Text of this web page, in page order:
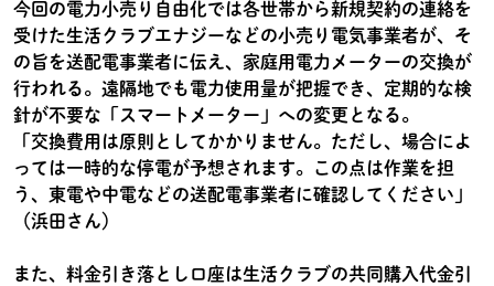
今回の電力小売り自由化では各世帯から新規契約の連絡を
受けた生活クラブエナジーなどの小売り電気事業者が、そ
の旨を送配電事業者に伝え、家庭用電力メーターの交換が
行われる。遠隔地でも電力使用量が把握でき、定期的な検
針が不要な「スマートメーター」への変更となる。
「交換費用は原則としてかかりません。ただし、場合によ
っては一時的な停電が予想されます。この点は作業を担
う、東電や中電などの送配電事業者に確認してください」
（浜田さん）
また、料金引き落とし口座は生活クラブの共同購入代金引